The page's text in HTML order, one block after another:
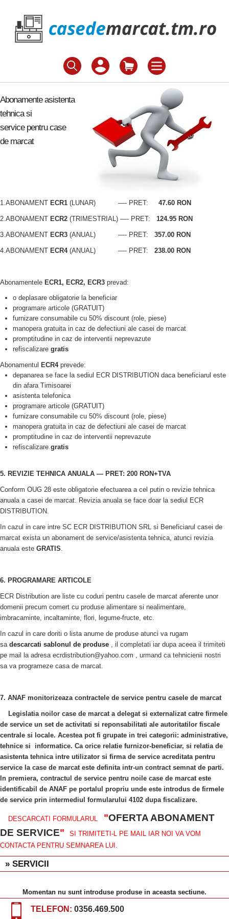
Abonamente asistenta
tehnica si
service pentru case
de marcat
1.ABONAMENT ECR1 (LUNAR) —- PRET: 47.60 RON
2.ABONAMENT ECR2 (TRIMESTRIAL) —- PRET: 124.95 RON
3.ABONAMENT ECR3 (ANUAL) —- PRET: 357.00 RON
4.ABONAMENT ECR4(ANUAL) —- PRET: 238.00 RON
Abonamentele ECR1, ECR2, ECR3 prevad:
o deplasare obligatorie la beneficiar
programare articole (GRATUIT)
furnizare consumabile cu 50% discount (role, piese)
manopera gratuita in caz de defectiuni ale casei de marcat
promptitudine in caz de interventii neprevazute
refiscalizare gratis
Abonamentul ECR4 prevede:
depanarea se face la sediul ECR DISTRIBUTION daca beneficiarul este
din afara Timisoarei
asistenta telefonica
programare articole (GRATUIT)
furnizare consumabile cu 50% discount (role, piese)
manopera gratuita in caz de defectiuni ale casei de marcat
promptitudine in caz de interventii neprevazute
refiscalizare gratis
5. REVIZIE TEHNICA ANUALA — PRET: 200 RON+TVA
Conform OUG 28 este obligatorie efectuarea a cel putin o revizie tehnica
anuala a casei de marcat. Revizia anuala se face doar la sediul ECR
DISTRIBUTION.
In cazul in care intre SC ECR DISTRIBUTION SRL si Beneficiarul casei de
marcat exista un abonament de service/asistenta tehnica, atunci revizia
anuala este GRATIS
6. PROGRAMARE ARTICOLE
ECR Distribution are liste cu coduri pentru casele de marcat aferente unor
domenii precum comert cu produse alimentare si nealimentare,
imbracaminte, incaltaminte, flori, legume-fructe, etc.
In cazul in care doriti o lista anume de produse atunci va rugam
sa descarcati sablonul de produse , il completati iar dupa aceea il trimiteti
pe mail la adresa ecrdistribution@yahoo.com , urmand ca tehnicienii nostri
sa va programeze casa de marcat.
7. ANAF monitorizeaza contractele de service pentru casele de marcat
Legislatia noilor case de marcat a delegat si externalizat catre firmele
de service un set de activitati si reponsabilitati ale autoritatilor fiscale
centrale si locale. Acestea pot fi grupate in trei categorii: administrative,
tehnice si informatice. Ca orice relatie furnizor-beneficiar, si relatia de
asistenta tehnica intre utilizator si firma de service acreditata pentru
service la case de marcat este definita intr-un contract semnat de parti.
In premiera, contractul de service pentru noile case de marcat este
identificabil de ANAF pe portalul propriu unde este introdus de firmele
de service prin intermediul formularului 4102 dupa fiscalizare.
DESCARCATI FORMULARUL "OFERTA ABONAMENT
DE SERVICE"
SI TRIMITETI-L PE MAIL IAR NOI VA VOM
CONTACTA PENTRU SEMNAREA LUI.
» SERVICII
Momentan nu sunt introduse produse in aceasta sectiune.
TELEFON: 0356.469.500